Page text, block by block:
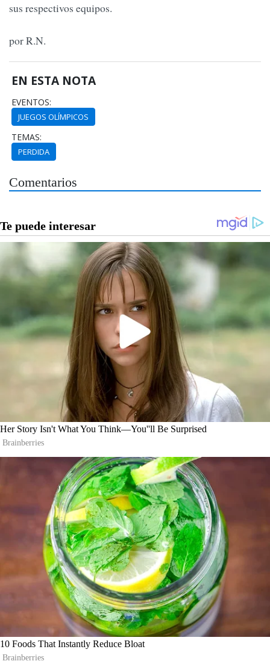
sus respectivos equipos.
por R.N.
EN ESTA NOTA
EVENTOS:
JUEGOS OLÍMPICOS
TEMAS:
PERDIDA
Comentarios